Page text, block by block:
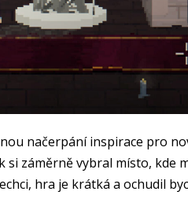
načerpání inspirace pro
záměrně vybral místo, kde
hra je krátká a ochudil